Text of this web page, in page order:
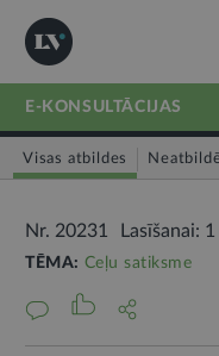
E-KONSULTĀCIJAS
Visas atbildes
Nr. 20231 Lasīšanai:
TĒMA: Ceļu satiksme